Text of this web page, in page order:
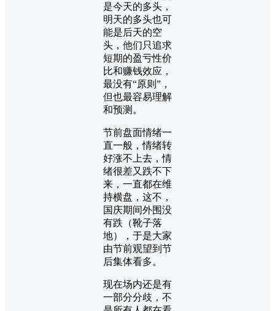
是今天的多头，
明天的多头也可
能是后天的空
头，他们只追求
短期的盈亏性价
比和赚钱效应，
最没有“原则”，
但也最容易理解
和预测。
节前盘面情绪一
直一般，情绪转
好涨不上去，情
绪很差又跌不下
来，一直都在维
持横盘，这不，
国庆期间外围没
有跌（靴子落
地），于是大家
由节前观望到节
后集体看多。
现在场内还是有
一部分分歧，不